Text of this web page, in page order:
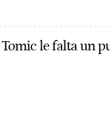
le falta un